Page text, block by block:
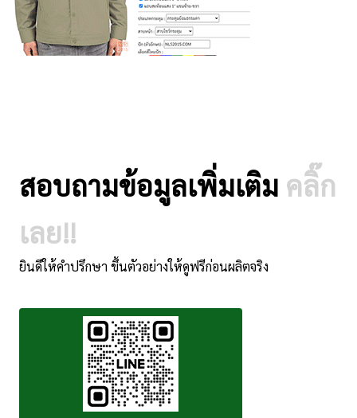
สอบถามข้อมูลเพิ่มเติม คลิ๊ก
เลย!!
ยินดีให้คำปรึกษา ขึ้นตัวอย่างให้ดูฟรีก่อนผลิตจริง